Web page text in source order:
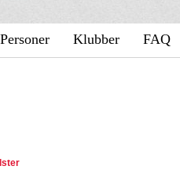
Personer Klubber FAQ